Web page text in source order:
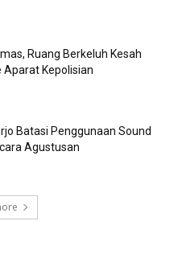
Ruang Berkeluh Kesah
Aparat Kepolisian
Batasi Penggunaan Sound
Agustusan